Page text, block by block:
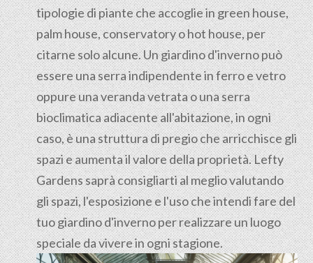
tipologie di piante che accoglie in green house,
palm house, conservatory o hot house, per
citarne solo alcune. Un giardino d'inverno può
essere una serra indipendente in ferro e vetro
oppure una veranda vetrata o una serra
bioclimatica adiacente all'abitazione, in ogni
caso, è una struttura di pregio che arricchisce gli
spazi e aumenta il valore della proprietà. Lefty
Gardens saprà consigliarti al meglio valutando
gli spazi, l'esposizione e l'uso che intendi fare del
tuo giardino d'inverno per realizzare un luogo
speciale da vivere in ogni stagione.